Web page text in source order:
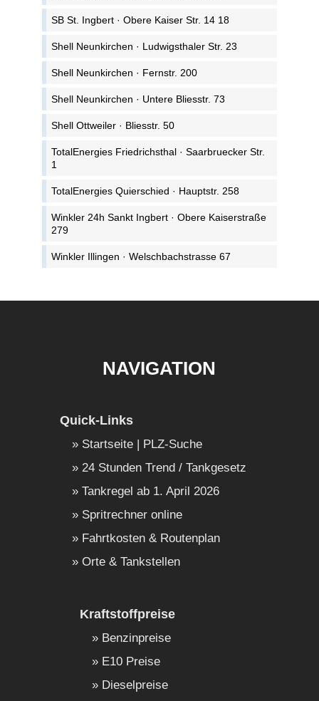
SB St. Ingbert · Obere Kaiser Str. 14 18
Shell Neunkirchen · Ludwigsthaler Str. 23
Shell Neunkirchen · Fernstr. 200
Shell Neunkirchen · Untere Bliesstr. 73
Shell Ottweiler · Bliesstr. 50
TotalEnergies Friedrichsthal · Saarbruecker Str.
1
TotalEnergies Quierschied · Hauptstr. 258
Winkler 24h Sankt Ingbert · Obere Kaiserstraße
279
Winkler Illingen · Welschbachstrasse 67
NAVIGATION
Quick-Links
Startseite | PLZ-Suche
24 Stunden Trend / Tankgesetz
Tankregel ab 1. April 2026
Spritrechner online
Fahrtkosten & Routenplan
Orte & Tankstellen
Kraftstoffpreise
Benzinpreise
E10 Preise
Dieselpreise